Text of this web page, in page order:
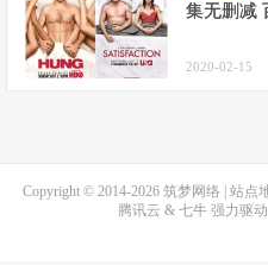
集无删减
2020-02-15
Copyright © 2014-2026 筑梦网络 站点
腾讯云 & 七牛强力驱